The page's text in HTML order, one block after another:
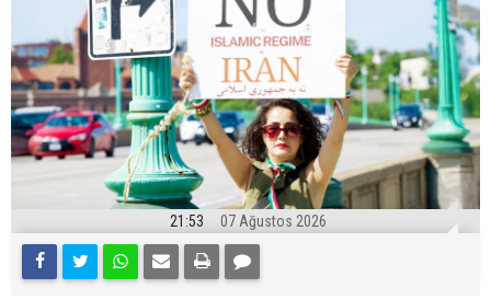
21:53 07 Ağustos 2026